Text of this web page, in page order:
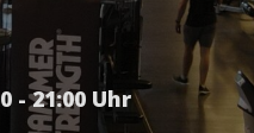
- 21:00 Uhr